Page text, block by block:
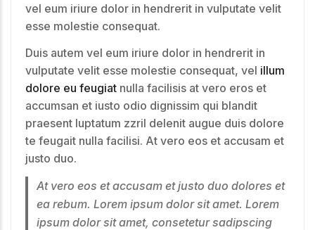
vel eum iriure dolor in hendrerit in vulputate velit
esse molestie consequat.
Duis autem vel eum iriure dolor in hendrerit in
vulputate velit esse molestie consequat, vel illum
dolore eu feugiat nulla facilisis at vero eros et
accumsan et iusto odio dignissim qui blandit
praesent luptatum zzril delenit augue duis dolore
te feugait nulla facilisi. At vero eos et accusam et
justo duo.
At vero eos et accusam et justo duo dolores et
ea rebum. Lorem ipsum dolor sit amet. Lorem
ipsum dolor sit amet, consetetur sadipscing